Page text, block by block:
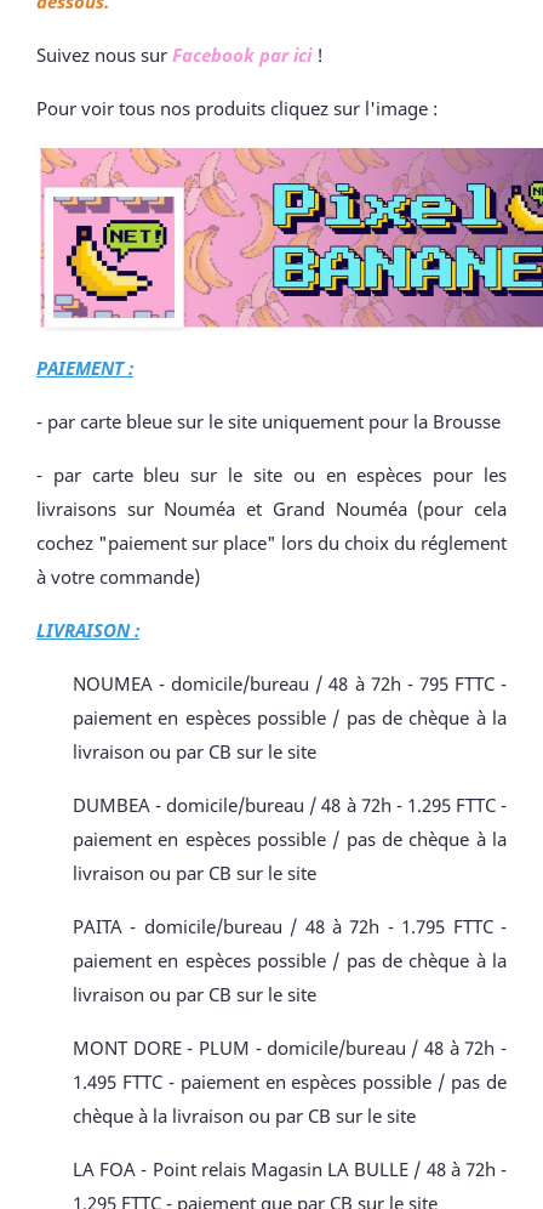
Suivez nous sur Facebook par ici!
Pour voir tous nos produits cliquez sur l'image :
PAIEMENT :
- par carte bleue sur le site uniquement pour la Brousse
- par carte bleu sur le site ou en espèces pour les
livraisons sur Nouméa et Grand Nouméa (pour cela
cochez "paiement sur place" lors du choix du réglement
à votre commande)
LIVRAISON :
NOUMEA - domicile/bureau / 48 à 72h - 795 FTTC -
paiement en espèces possible / pas de chèque à la
livraison ou par CB sur le site
DUMBEA - domicile/bureau / 48 à 72h - 1.295 FTTC -
paiement en espèces possible / pas de chèque à la
livraison ou par CB sur le site
PAITA - domicile/bureau / 48 à 72h - 1.795 FTTC -
paiement en espèces possible / pas de chèque à la
livraison ou par CB sur le site
MONT DORE - PLUM - domicile/bureau / 48 à 72h -
1.495 FTTC - paiement en espèces possible / pas de
chèque à la livraison ou par CB sur le site
LA FOA - Point relais Magasin LA BULLE / 48 à 72h -
1.295 FTTC - paiement que par CB sur le site